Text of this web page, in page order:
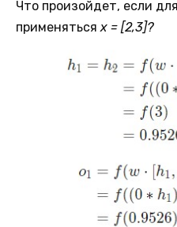
Что произойдет, если
применятьсяx = [2,3]?